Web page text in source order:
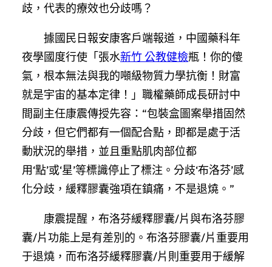
歧，代表的療效也分歧嗎？
據國民日報安康客戶端報道，中國藥科年
夜學國度行使「張水新竹 公教健檢瓶！你的傻
氣，根本無法與我的噸級物質力學抗衡！財富
就是宇宙的基本定律！」職權藥師成長研討中
間副主任康震傳授先容：“包裝盒圖案舉措固然
分歧，但它們都有一個配合點，即都是處于活
動狀況的舉措，並且重點肌肉部位都
用‘點’或‘星’等標識停止了標注。分歧‘布洛芬’感
化分歧，緩釋膠囊強項在鎮痛，不是退燒。”
康震提醒，布洛芬緩釋膠囊/片與布洛芬膠
囊/片功能上是有差別的。布洛芬膠囊/片重要用
于退燒，而布洛芬緩釋膠囊/片則重要用于緩解